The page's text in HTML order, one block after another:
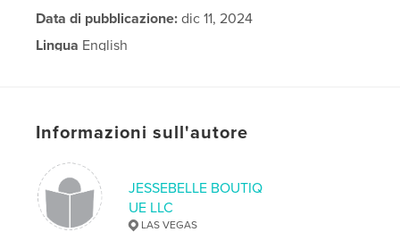
Data di pubblicazione: dic 11, 2024
Lingua English
Informazioni sull'autore
JESSEBELLE BOUTIQ
UE LLC
LAS VEGAS